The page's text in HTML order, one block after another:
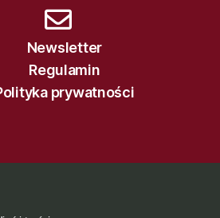
Newsletter
Regulamin
prywatności